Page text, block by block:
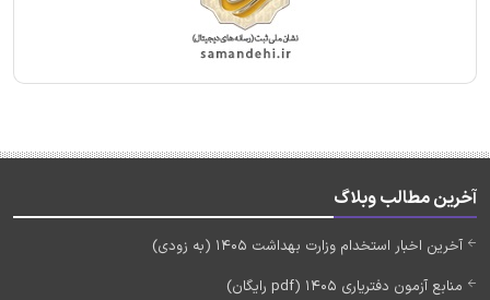
آخرین مطالب وبلاگ
آخرین اخبار استخدام وزارت بهداشت 1405 (به زودی)
منابع آزمون دفتریاری 1405 (pdf رایگان)